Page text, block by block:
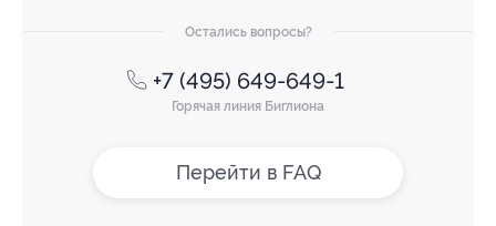
Остались вопросы?
+7 (495) 649-649-1
Горячая линия Биглиона
Перейти в FAQ